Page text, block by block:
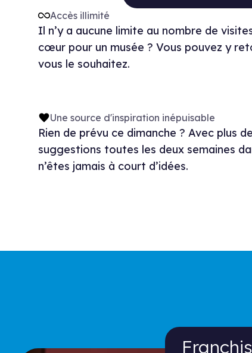
Accès illimité
Il n’y a aucune limite au nombre de
cœur pour un musée ? Vous pouvez y
vous le souhaitez.
Une source d'inspiration inépuisable
Rien de prévu ce dimanche ? Avec plus
suggestions toutes les deux semaines
n’êtes jamais à court d’idées.